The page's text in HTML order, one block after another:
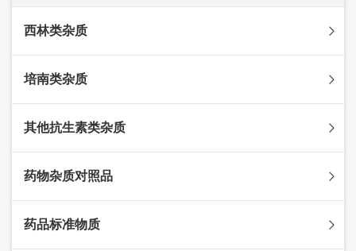
头孢唑林杂质
头孢他啶杂质
头孢米诺杂质
西林类杂质
苯唑西林杂质
替卡西林杂质
阿洛西林杂质
培南类杂质
多立培南杂质
厄他培南杂质
其他抗生素类杂质
利福平杂质
药物杂质对照品
药品标准物质